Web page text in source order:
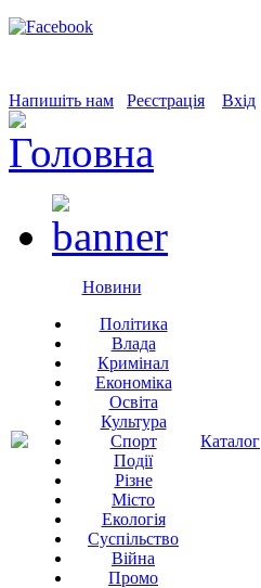
Напишіть нам Реєстрація Вхід
Новини
Політика
Влада
Кримінал
Економіка
Освіта
Культура
Спорт
Події
Різне
Місто
Екологія
Суспільство
Війна
Промо
Каталог